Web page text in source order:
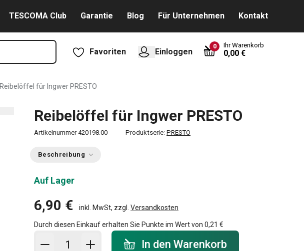
TESCOMA Club Garantie Blog Für Unternehmen Kontakt
Favoriten Einloggen
0 Ihr Warenkorb
0,00 €
Reibelöffel für Ingwer PRESTO
Reibelöffel für Ingwer PRESTO
Artikelnummer 420198.00 Produktserie: PRESTO
Beschreibung
Auf Lager
6,90 € inkl. MwSt, zzgl. Versandkosten
Durch diesen Einkauf erhalten Sie Punkte im Wert von 0,21 €
In den Warenkorb - Menge
In den Warenkorb